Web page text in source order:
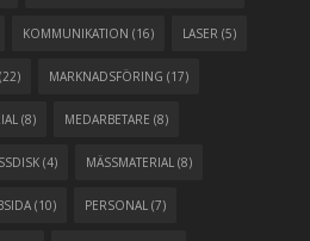
KOMMUNIKATION (16) LASER (5)
(22) MARKNADSFÖRING (17)
(8) MEDARBETARE (8)
(4) MÄSSMATERIAL (8)
(10) PERSONAL (7)